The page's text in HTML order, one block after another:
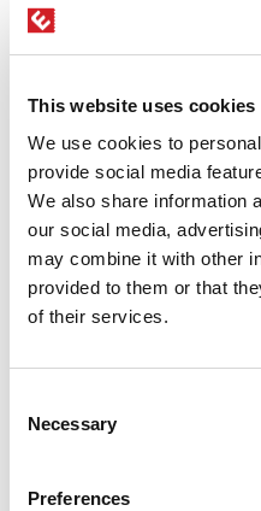
This website uses cookies
We use cookies to
provide social media
We also share information
our social media,
may combine it with other
provided to them or that
of their services.
Selection
Necessary
Preferences
Eventilla mahdollistaa
tapahtumaviestinnän
järjesti sitten
tapahtumaa